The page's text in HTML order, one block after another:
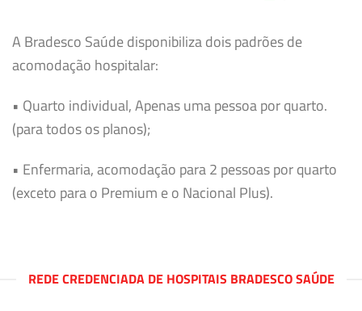
A Bradesco Saúde disponibiliza dois padrões de
acomodação hospitalar:
• Quarto individual, Apenas uma pessoa por quarto.
(para todos os planos);
• Enfermaria, acomodação para 2 pessoas por quarto
(exceto para o Premium e o Nacional Plus).
REDE CREDENCIADA DE HOSPITAIS BRADESCO SAÚDE